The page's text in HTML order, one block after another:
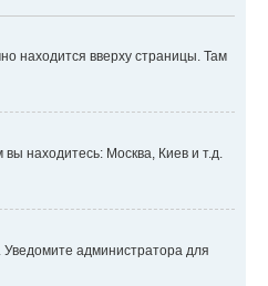
находится вверху страницы. Там
находитесь: Москва, Киев и т.д.
Уведомите администратора для